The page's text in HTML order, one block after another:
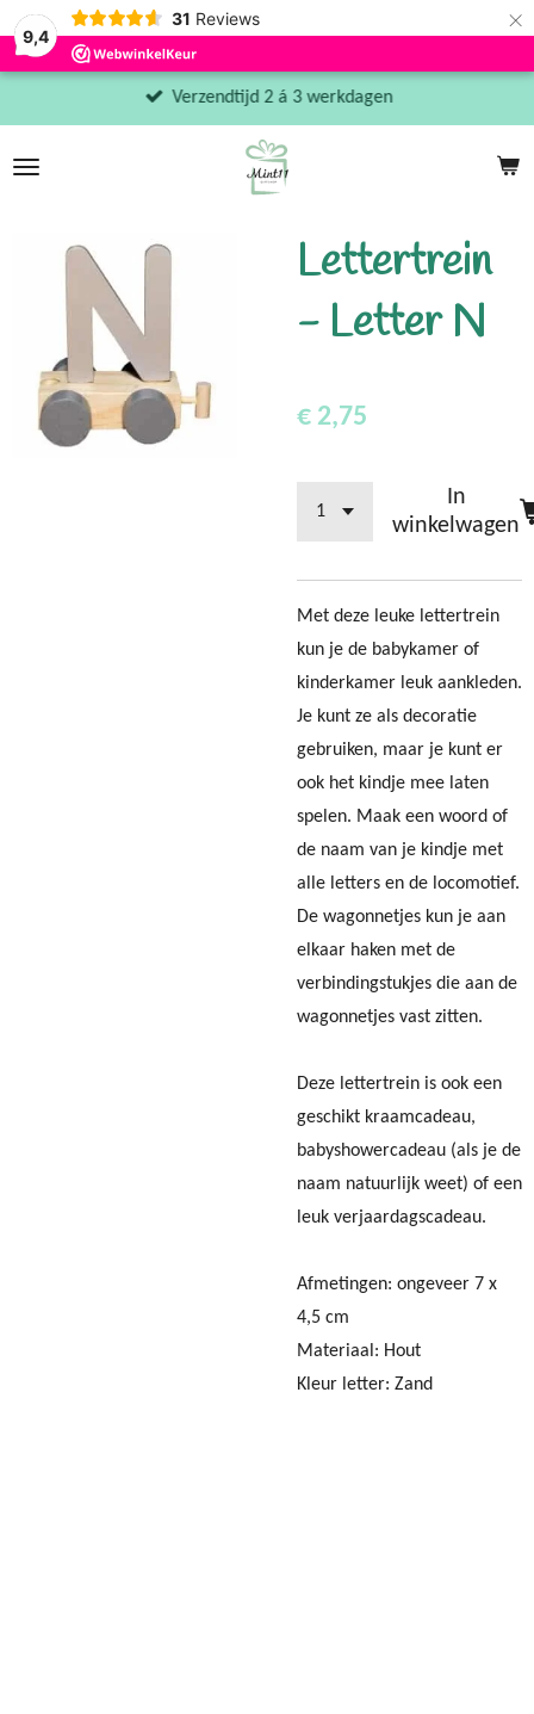
9,4
31 Reviews ×
Verzendtijd 2 á 3 werkdagen
Lettertrein
- Letter N
€ 2,75
In
winkelwagen
Met deze leuke lettertrein
kun je de babykamer of
kinderkamer leuk aankleden.
Je kunt ze als decoratie
gebruiken, maar je kunt er
ook het kindje mee laten
spelen. Maak een woord of
de naam van je kindje met
alle letters en de locomotief.
De wagonnetjes kun je aan
elkaar haken met de
verbindingstukjes die aan de
wagonnetjes vast zitten.
Deze lettertrein is ook een
geschikt kraamcadeau,
babyshowercadeau (als je de
naam natuurlijk weet) of een
leuk verjaardagscadeau.
Afmetingen: ongeveer 7 x
4,5 cm
Materiaal: Hout
Kleur letter: Zand